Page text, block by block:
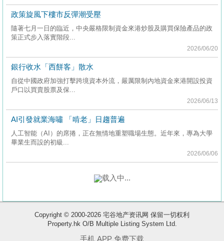
置
业
册
关
我
们
政策旋風下樓市反彈潮受壓
隨著七月一日的臨近，中央嚴格限制資金來港炒股及購買保險產品的政
策正式步入落實階段...
2026/06/20
銀行收水「西餅客」散水
自從中國政府加強打擊跨境資本外流，嚴厲限制內地資
金來港開設投資戶口以買賣股票及保...
2026/06/13
AI引發就業海嘯 「啃老」日趨普遍
人工智能（AI）的席捲，正在無情地重塑職場生態。近年來，專為大學
畢業生而設的初級...
2026/06/06
载入中...
Copyright © 2000-2026 宅谷地产资讯网 保留一切权利
Property.hk O/B Multiple Listing System Ltd.
手机 APP 免费下载